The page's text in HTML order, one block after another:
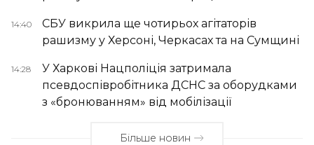
14:40
СБУ викрила ще чотирьох агітаторів
рашизму у Херсоні, Черкасах та на Сумщині
14:28
У Харкові Нацполіція затримала
псевдоспівробітника ДСНС за оборудками
з «бронюванням» від мобілізації
Більше новин